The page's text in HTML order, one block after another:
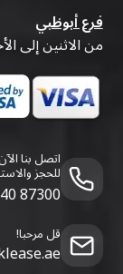
فرع أبوظبي
من الاثنين إلى الأحد من
اتصل بنا الآن
للحجز
87300
قل مرحبا!